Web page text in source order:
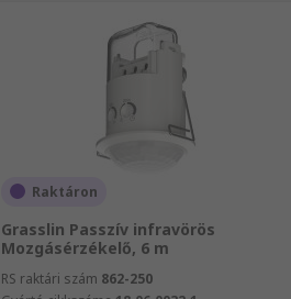
Raktáron
Grasslin Passzív infravörös
Mozgásérzékelő, 6 m
RS raktári szám 862-250